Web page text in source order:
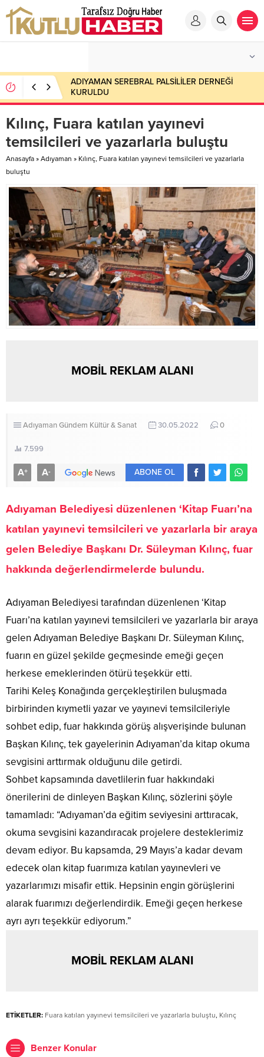
ADIYAMAN SEREBRAL PALSİLİLER DERNEĞİ
KURULDU
Kılınç, Fuara katılan yayınevi
temsilcileri ve yazarlarla buluştu
Anasayfa » Adıyaman » Kılınç, Fuara katılan yayınevi temsilcileri ve yazarlarla
buluştu
MOBİL REKLAM ALANI
AdıyamanGündem Kültür & Sanat 30.05.2022 0
7.599
A+ A- ABONE OL
Adıyaman Belediyesi düzenlenen ‘Kitap Fuarı’na
katılan yayınevi temsilcileri ve yazarlarla bir araya
gelen Belediye Başkanı Dr. Süleyman Kılınç, fuar
hakkında değerlendirmelerde bulundu.
Adıyaman Belediyesi tarafından düzenlenen ‘Kitap
Fuarı’na katılan yayınevi temsilcileri ve yazarlarla bir araya
gelen Adıyaman Belediye Başkanı Dr. Süleyman Kılınç,
fuarın en güzel şekilde geçmesinde emeği geçen
herkese emeklerinden ötürü teşekkür etti.
Tarihi Keleş Konağında gerçekleştirilen buluşmada
birbirinden kıymetli yazar ve yayınevi temsilcileriyle
sohbet edip, fuar hakkında görüş alışverişinde bulunan
Başkan Kılınç, tek gayelerinin Adıyaman’da kitap okuma
sevgisini arttırmak olduğunu dile getirdi.
Sohbet kapsamında davetlilerin fuar hakkındaki
önerilerini de dinleyen Başkan Kılınç, sözlerini şöyle
tamamladı: “Adıyaman’da eğitim seviyesini arttıracak,
okuma sevgisini kazandıracak projelere desteklerimiz
devam ediyor. Bu kapsamda, 29 Mayıs’a kadar devam
edecek olan kitap fuarımıza katılan yayınevleri ve
yazarlarımızı misafir ettik. Hepsinin engin görüşlerini
alarak fuarımızı değerlendirdik. Emeği geçen herkese
ayrı ayrı teşekkür ediyorum.”
MOBİL REKLAM ALANI
ETİKETLER: Fuara katılan yayınevi temsilcileri ve yazarlarla buluştu, Kılınç
Benzer Konular